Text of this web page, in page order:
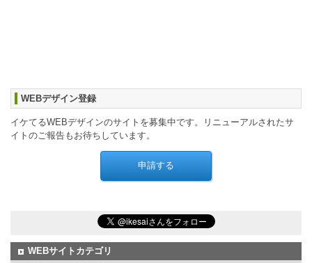
WEBデザイン登録
イケてるWEBデザインのサイトを募集中です。リニューアルされたサ
イトのご報告もお待ちしています。
WEBサイトカテゴリ